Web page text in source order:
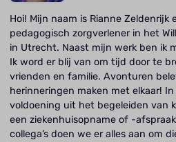
Hoi! Mijn naam is Rianne Zeldenrijk
pedagogisch zorgverlener in het
in Utrecht. Naast mijn werk ben ik
Ik word er blij van om tijd door te
vrienden en familie. Avonturen
herinneringen maken met elkaar!
voldoening uit het begeleiden van
een ziekenhuisopname of -
collega’s doen we er alles aan om